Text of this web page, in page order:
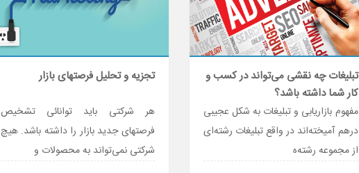
تبلیغات چه نقشی می‌تواند در کسب و
کار شما داشته باشد؟
مفهوم بازاریابی و تبلیغات به شکل عجیبی
درهم آمیخته‌اند در واقع تبلیغات رشته‌ای
از مجموعه رشته‌ه
تجزیه و تحلیل فرصتهای بازار
هر شرکتی باید توانائی تشخیص
فرصتهای جدید بازار را داشته باشد. هیچ
شرکتی نمی‌تواند به محصولات و